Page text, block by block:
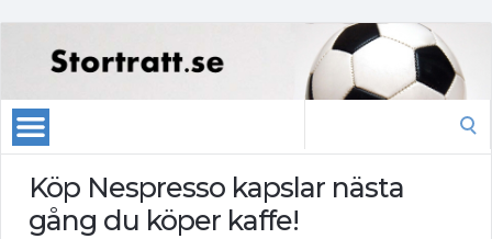
Köp Nespresso kapslar nästa
gång du köper kaffe!